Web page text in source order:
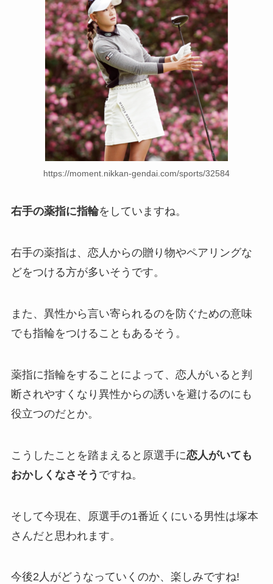
https://moment.nikkan-gendai.com/sports/32584
右手の薬指に指輪をしていますね。
右手の薬指は、恋人からの贈り物やペアリングな
どをつける方が多いそうです。
また、異性から言い寄られるのを防ぐための意味
でも指輪をつけることもあるそう。
薬指に指輪をすることによって、恋人がいると判
断されやすくなり異性からの誘いを避けるのにも
役立つのだとか。
こうしたことを踏まえると原選手に恋人がいても
おかしくなさそう ですね。
そして今現在、原選手の1番近くにいる男性は塚本
さんだと思われます。
今後2人がどうなっていくのか、楽しみですね!